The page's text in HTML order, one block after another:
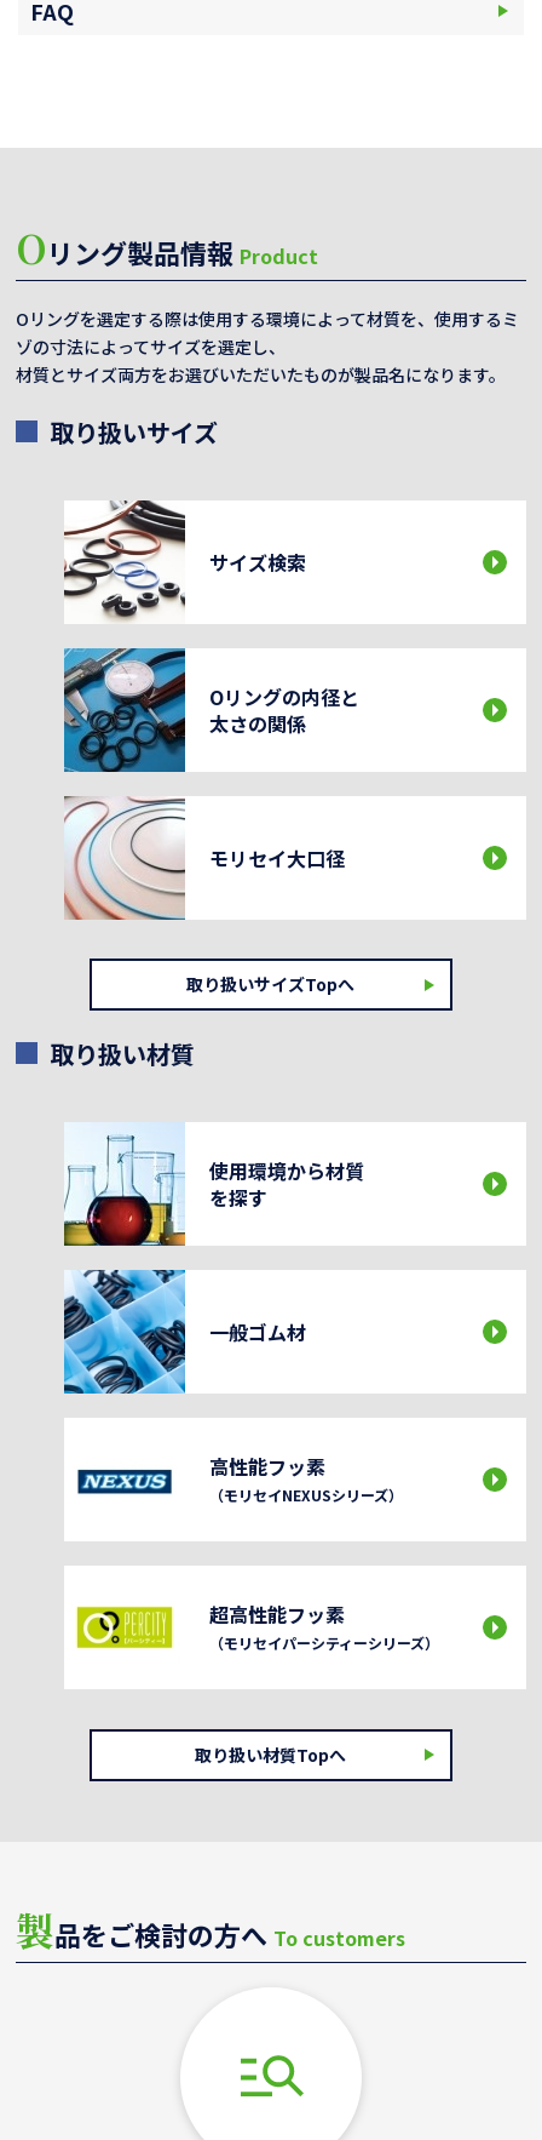
FAQ
Oリング製品情報 Product
Oリングを選定する際は使用する環境によって材質を、使用するミ
ゾの寸法によってサイズを選定し、
材質とサイズ両方をお選びいただいたものが製品名になります。
取り扱いサイズ
サイズ検索
Oリングの内径と
太さの関係
モリセイ大口径
取り扱いサイズTopへ
取り扱い材質
使用環境から材質
を探す
一般ゴム材
高性能フッ素
（モリセイNEXUSシリーズ）
超高性能フッ素
（モリセイパーシティーシリーズ）
取り扱い材質Topへ
製品をご検討の方へ To customers